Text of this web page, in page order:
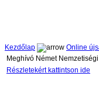
Kezdőlap Online
Meghívó Német
Részletekért kattintson ide